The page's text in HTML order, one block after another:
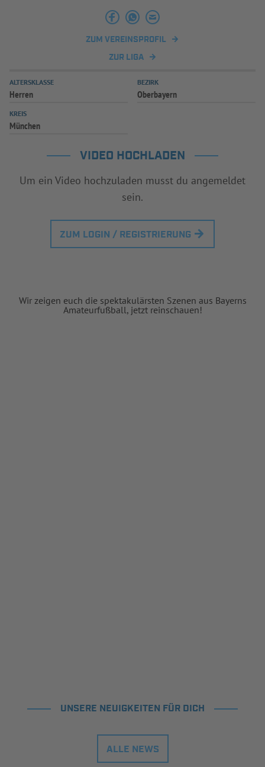
ZUM VEREINSPROFIL
ZUR LIGA
ALTERSKLASSE
Herren
BEZIRK
Oberbayern
KREIS
München
VIDEO HOCHLADEN
Um ein Video hochzuladen musst du angemeldet
sein.
ZUM LOGIN / REGISTRIERUNG
Wir zeigen euch die spektakulärsten Szenen aus Bayerns
Amateurfußball, jetzt reinschauen!
UNSERE NEUIGKEITEN FÜR DICH
ALLE NEWS